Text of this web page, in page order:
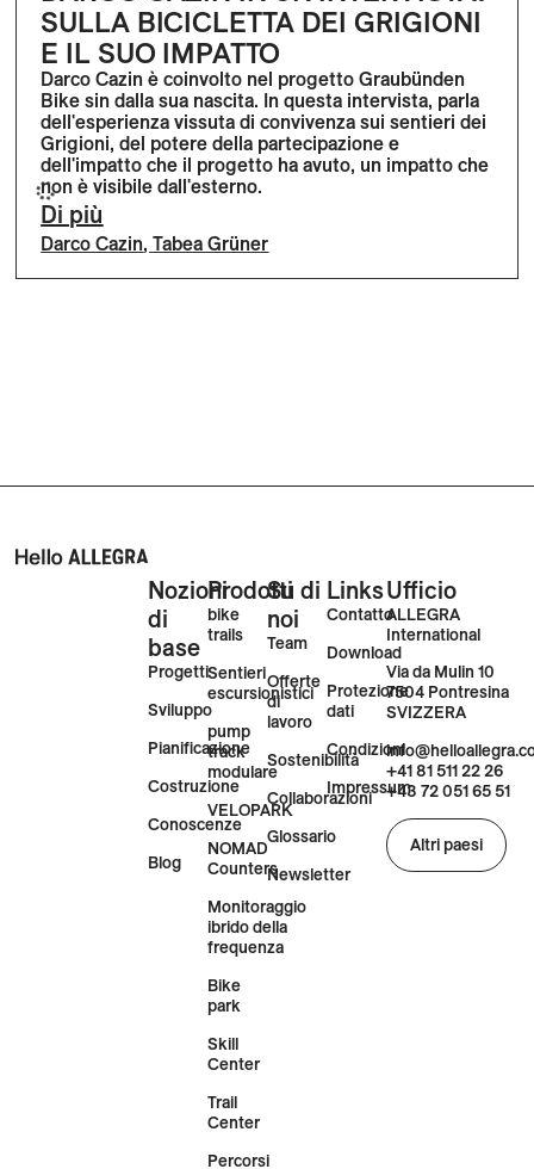
SULLA BICICLETTA DEI GRIGIONI
E IL SUO IMPATTO
Darco Cazin è coinvolto nel progetto Graubünden
Bike sin dalla sua nascita. In questa intervista, parla
dell'esperienza vissuta di convivenza sui sentieri dei
Grigioni, del potere della partecipazione e
dell'impatto che il progetto ha avuto, un impatto che
non è visibile dall'esterno.
Di più
Darco Cazin,Tabea Grüner
COSTRUZIONE DEL JUMPLINE
SENDERMAN 2.0 PRESSO IL
TRAIL CENTER DI AESCH
In futuro potrete anche ammirare il meglio: il
popolare centro di trail running di Aesch inaugurerà
tre nuove linee di salti (rossa, nera e viola).